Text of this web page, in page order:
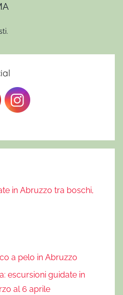
in Abruzzo tra boschi,
a pelo in Abruzzo
escursioni guidate in
al 6 aprile